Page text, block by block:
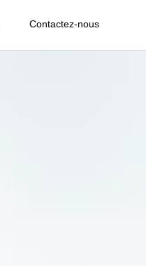
Contactez-nous